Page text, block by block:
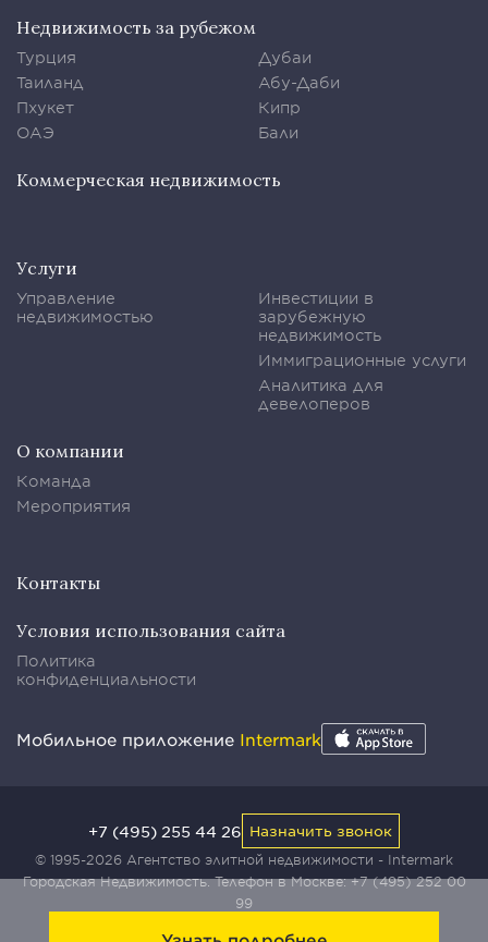
Недвижимость за рубежом
Турция
Таиланд
Пхукет
ОАЭ
Дубаи
Абу-Даби
Кипр
Бали
Коммерческая недвижимость
Услуги
Управление
недвижимостью
Инвестиции в
зарубежную
недвижимость
Иммиграционные услуги
Аналитика для
девелоперов
О компании
Команда
Мероприятия
Контакты
Условия использования сайта
Политика
конфиденциальности
Мобильное приложение Intermark
© 1995-2026 Агентство элитной недвижимости - Intermark
Городская Недвижимость. Телефон в Москве:+7 (495) 252 00
99
+7 (495) 255 44 26 Назначить звонок